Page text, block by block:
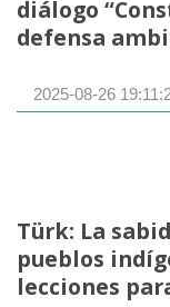
diálogo
defensa
2025-08-26
Türk: La
pueblos
lecciones